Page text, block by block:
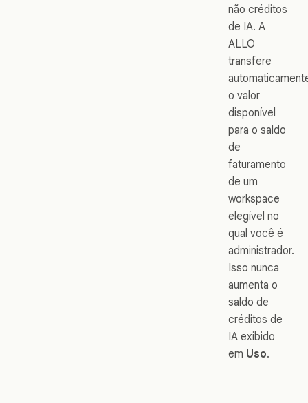
não créditos
de IA. A
ALLO
transfere
o valor
disponível
para o saldo
de
faturamento
de um
workspace
elegível no
qual você é
administrador.
Isso nunca
aumenta o
saldo de
créditos de
IA exibido
em Uso.